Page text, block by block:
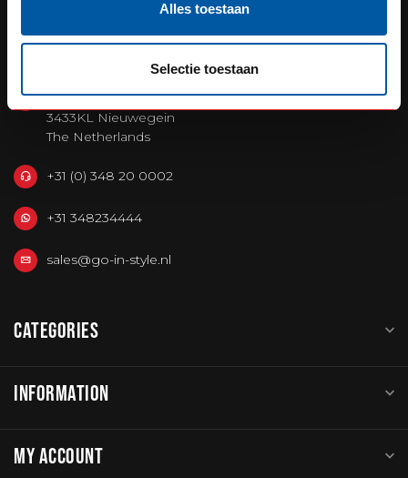
Alles toestaan
Selectie toestaan
OUR REPUTATION IS BUILT ON
SERVICE
Defensiedok 12
3433KL Nieuwegein
The Netherlands
+31 (0) 348 20 0002
+31 348234444
sales@go-in-style.nl
CATEGORIES
INFORMATION
MY ACCOUNT